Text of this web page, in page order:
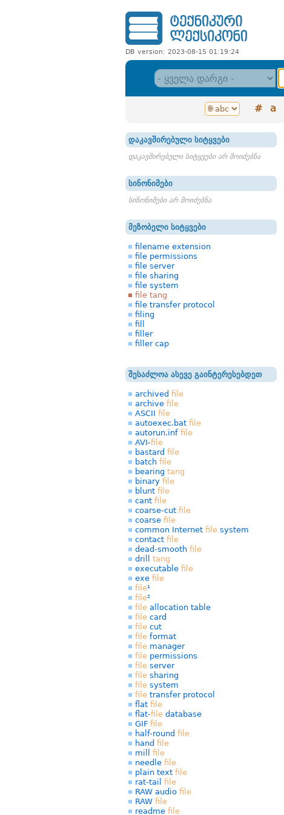
DB version: 2023-08-15 01:19:24
# a
დაკავშირებული სიტყვები
დაკავშირებული სიტყვები არ მოიძებნა
სინონიმები
სინონიმები არ მოიძებნა
მეზობელი სიტყვები
filename extension
file permissions
file server
file sharing
file system
file tang
file transfer protocol
filing
fill
filler
filler cap
შესაძლოა ასევე გაინტერესებდეთ
archived file
archive file
ASCII file
autoexec.bat file
autorun.inf file
AVI-file
bastard file
batch file
bearing tang
binary file
blunt file
cant file
coarse-cut file
coarse file
common Internet file system
contact file
dead-smooth file
drill tang
executable file
exe file
file¹
file²
file allocation table
file card
file cut
file format
file manager
file permissions
file server
file sharing
file system
file transfer protocol
flat file
flat-file database
GIF file
half-round file
hand file
mill file
needle file
plain text file
rat-tail file
RAW audio file
RAW file
readme file